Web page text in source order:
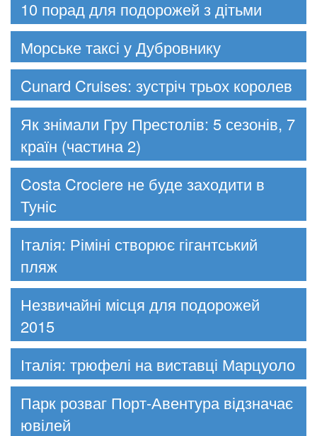
10 порад для подорожей з дітьми
Морське таксі у Дубровнику
Cunard Cruises: зустріч трьох королев
Як знімали Гру Престолів: 5 сезонів, 7
країн (частина 2)
Costa Crociere не буде заходити в
Туніс
Італія: Ріміні створює гігантський
пляж
Незвичайні місця для подорожей
2015
Італія: трюфелі на виставці Марцуоло
Парк розваг Порт-Авентура відзначає
ювілей